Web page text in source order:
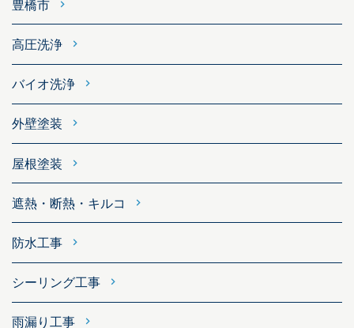
豊橋市
高圧洗浄
バイオ洗浄
外壁塗装
屋根塗装
遮熱・断熱・キルコ
防水工事
シーリング工事
雨漏り工事